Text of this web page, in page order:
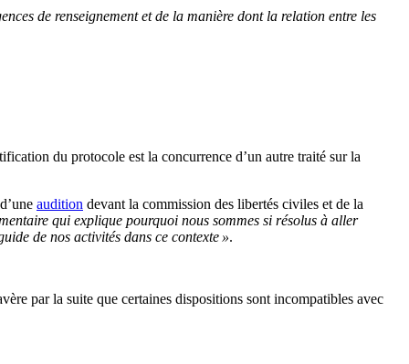
de renseignement et de la manière dont la relation entre les
du protocole est la concurrence d’un autre traité sur la
audition devant la commission des libertés civiles et de la
qui explique pourquoi nous sommes si résolus à aller
de nos activités dans ce contexte ».
par la suite que certaines dispositions sont incompatibles avec